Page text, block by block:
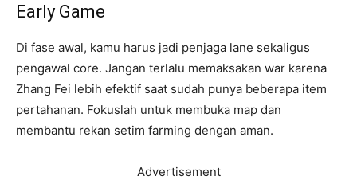
Early Game
Di fase awal, kamu harus jadi penjaga lane sekaligus
pengawal core. Jangan terlalu memaksakan war karena
Zhang Fei lebih efektif saat sudah punya beberapa item
pertahanan. Fokuslah untuk membuka map dan
membantu rekan setim farming dengan aman.
Advertisement